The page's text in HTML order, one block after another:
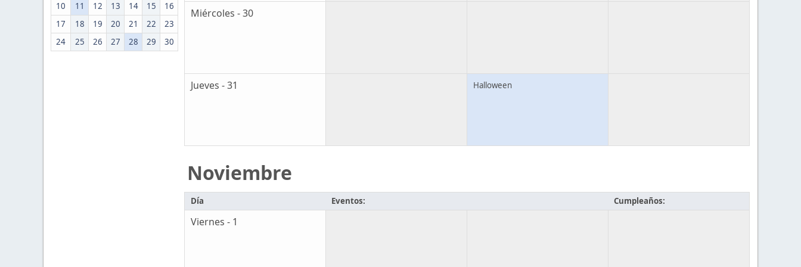
10
11 12 13 14 15
16
17
18 19 20 21 22
23
24
25 26 27 28 29 30
Miércoles - 30
Jueves - 31 Halloween
Noviembre
Día Eventos: Cumpleaños:
Viernes - 1